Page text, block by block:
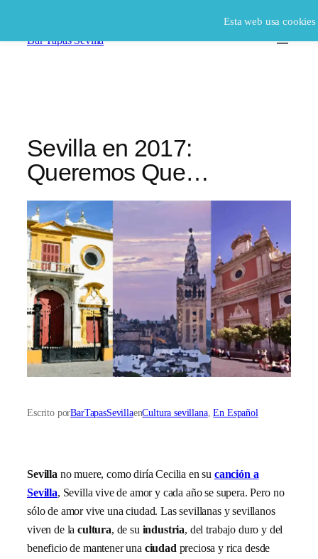
Bar Tapas Sevilla
Sevilla en 2017:
Queremos Que…
Escrito porBarTapasSevillaenCultura sevillana, En Español
Sevillano muere, como diría Cecilia en su canción a
Sevilla, Sevilla vive de amor y cada año se supera. Pero no
sólo de amor vive una ciudad. Las sevillanas y sevillanos
viven de lacultura, de su industria, del trabajo duro y del
beneficio de mantener una ciudadpreciosa y rica desde
Esta web usa cookies